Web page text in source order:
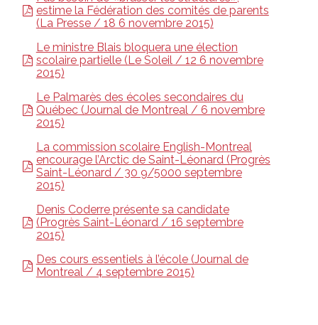
estime la Fédération des comités de parents
(La Presse / 18 6 novembre 2015)
Le ministre Blais bloquera une élection
scolaire partielle (Le Soleil / 12 6 novembre
2015)
Le Palmarès des écoles secondaires du
Québec (Journal de Montreal / 6 novembre
2015)
La commission scolaire English-Montreal
encourage l’Arctic de Saint-Léonard (Progrès
Saint-Léonard / 30 9/5000 septembre
2015)
Denis Coderre présente sa candidate
(Progrès Saint-Léonard / 16 septembre
2015)
Des cours essentiels à l’école (Journal de
Montreal / 4 septembre 2015)